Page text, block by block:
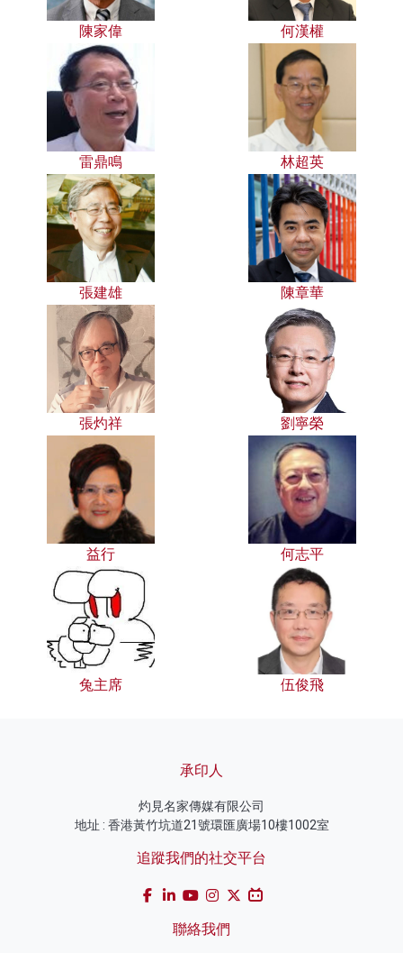
陳家偉 何漢權
雷鼎鳴 林超英
張建雄 陳章華
張灼祥 劉寧榮
益行 何志平
兔主席 伍俊飛
承印人
灼見名家傳媒有限公司
地址 : 香港黃竹坑道21號環匯廣場10樓1002室
追蹤我們的社交平台
聯絡我們